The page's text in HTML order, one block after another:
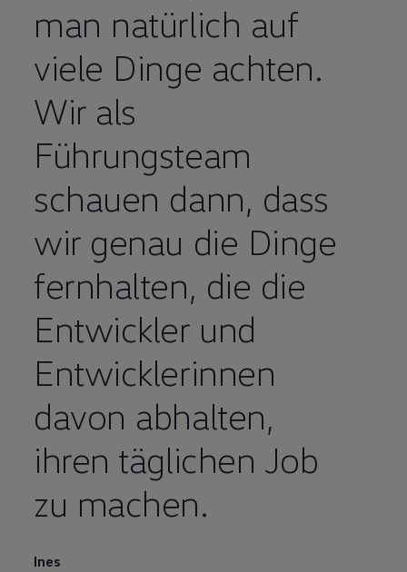
man natürlich auf
viele Dinge achten.
Wir als
Führungsteam
schauen dann, dass
wir genau die Dinge
fernhalten, die die
Entwickler und
Entwicklerinnen
davon abhalten,
ihren täglichen Job
zu machen.
Ines